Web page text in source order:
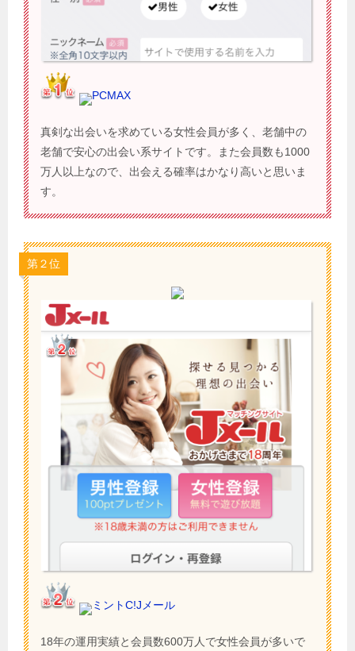
PCMAX
真剣な出会いを求めている女性会員が多く、老舗中の
老舗で安心の出会い系サイトです。また会員数も1000
万人以上なので、出会える確率はかなり高いと思いま
す。
第２位
ミントC!Jメール
18年の運用実績と会員数600万人で女性会員が多いで